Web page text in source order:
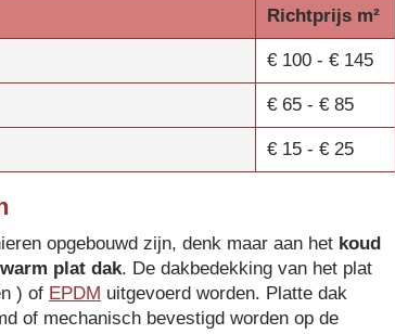
Richtprijs m²
€ 100 - € 145
€ 65 - € 85
€ 15 - € 25
opgebouwd zijn, denk maar aan het koud
warm plat dak. De dakbedekking van het plat
) of EPDM uitgevoerd worden. Platte dak
of mechanisch bevestigd worden op de